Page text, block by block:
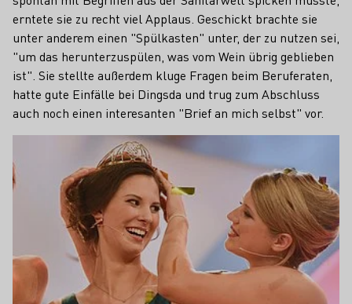
erntete sie zu recht viel Applaus. Geschickt brachte sie
unter anderem einen "Spülkasten" unter, der zu nutzen sei,
"um das herunterzuspülen, was vom Wein übrig geblieben
ist". Sie stellte außerdem kluge Fragen beim Beruferaten,
hatte gute Einfälle bei Dingsda und trug zum Abschluss
auch noch einen interesanten "Brief an mich selbst" vor.